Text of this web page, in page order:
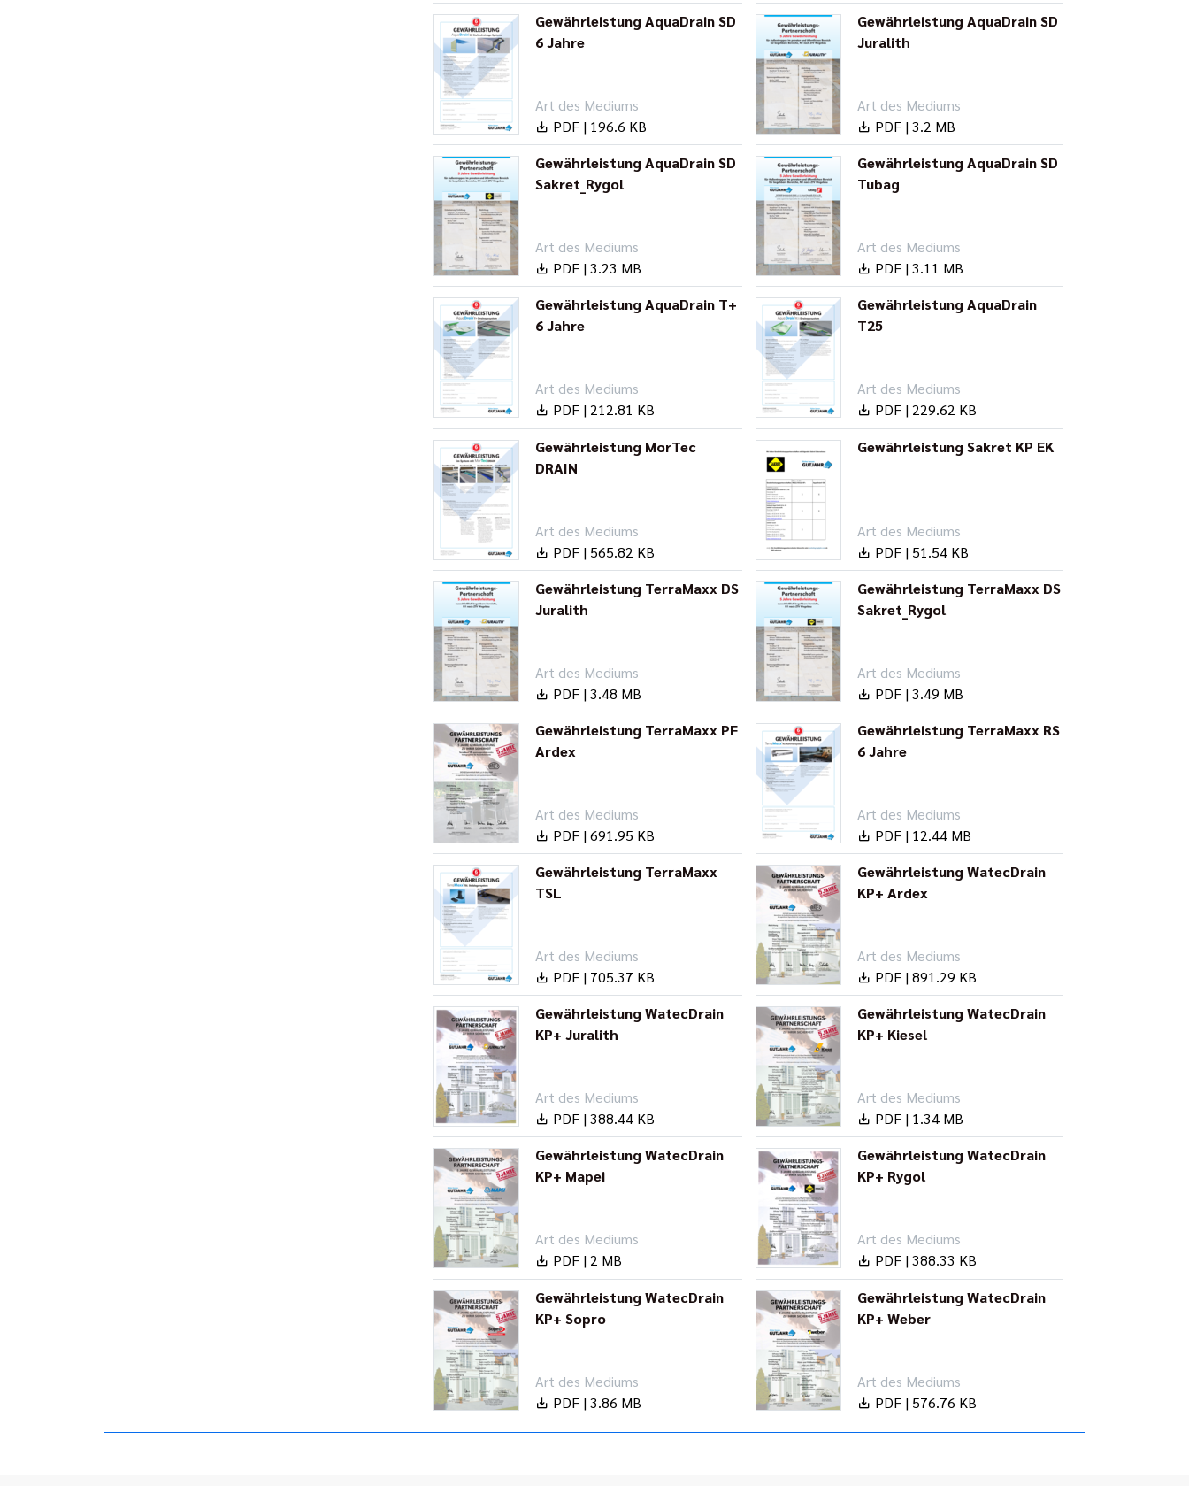
Gewährleistung AquaDrain SD
6 Jahre
Art des Mediums
PDF | 196.6 KB
Gewährleistung AquaDrain SD
Juralith
Art des Mediums
PDF | 3.2 MB
Gewährleistung AquaDrain SD
Sakret_Rygol
Art des Mediums
PDF | 3.23 MB
Gewährleistung AquaDrain SD
Tubag
Art des Mediums
PDF | 3.11 MB
Gewährleistung AquaDrain T+
6 Jahre
Art des Mediums
PDF | 212.81 KB
Gewährleistung AquaDrain
T25
Art des Mediums
PDF | 229.62 KB
Gewährleistung MorTec
DRAIN
Art des Mediums
PDF | 565.82 KB
Gewährleistung Sakret KP EK
Art des Mediums
PDF | 51.54 KB
Gewährleistung TerraMaxx DS
Juralith
Art des Mediums
PDF | 3.48 MB
Gewährleistung TerraMaxx DS
Sakret_Rygol
Art des Mediums
PDF | 3.49 MB
Gewährleistung TerraMaxx PF
Ardex
Art des Mediums
PDF | 691.95 KB
Gewährleistung TerraMaxx RS
6 Jahre
Art des Mediums
PDF | 12.44 MB
Gewährleistung TerraMaxx
TSL
Art des Mediums
PDF | 705.37 KB
Gewährleistung WatecDrain
KP+ Ardex
Art des Mediums
PDF | 891.29 KB
Gewährleistung WatecDrain
KP+ Juralith
Art des Mediums
PDF | 388.44 KB
Gewährleistung WatecDrain
KP+ Kiesel
Art des Mediums
PDF | 1.34 MB
Gewährleistung WatecDrain
KP+ Mapei
Art des Mediums
PDF | 2 MB
Gewährleistung WatecDrain
KP+ Rygol
Art des Mediums
PDF | 388.33 KB
Gewährleistung WatecDrain
KP+ Sopro
Art des Mediums
PDF | 3.86 MB
Gewährleistung WatecDrain
KP+ Weber
Art des Mediums
PDF | 576.76 KB